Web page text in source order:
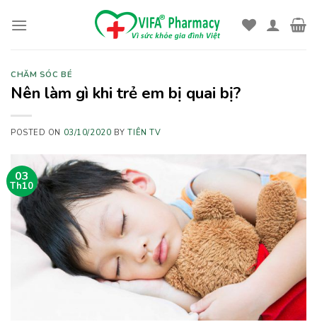
CHĂM SÓC BÉ
Nên làm gì khi trẻ em bị quai bị?
POSTED ON 03/10/2020 BYTIÊN TV
03
Th10